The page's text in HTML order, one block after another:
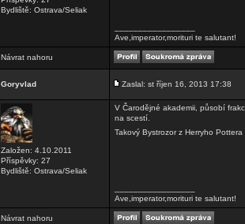
Bydliště: Ostrava/Seliak
Ave,imperator,morituri te salutant!
Návrat nahoru
Goryvlad Zaslal: st říjen 16, 2013 17:38
Založen: 4.10.2011
Příspěvky: 27
Bydliště: Ostrava/Seliak
V Čarodějné akademii, působí
na scestí.
Takový Bystrozor z Herryho Pottera
Ave,imperator,morituri te salutant!
Návrat nahoru